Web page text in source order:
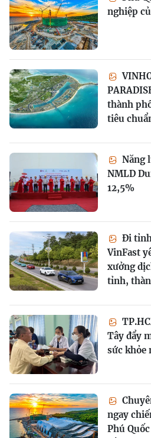
nghiệp
thành
tiêu
Năng
NMLD
12,5%
Đi
VinFast
xưởng
tỉnh,
Tây đẩy
sức khỏe
ngay
Phú